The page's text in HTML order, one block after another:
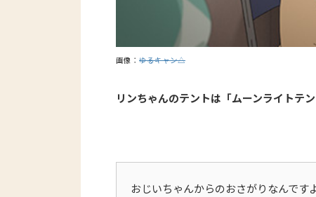
画像： ゆるキャン△
リンちゃんのテントは「ムーンライトテン
おじいちゃんからのおさがりなんで